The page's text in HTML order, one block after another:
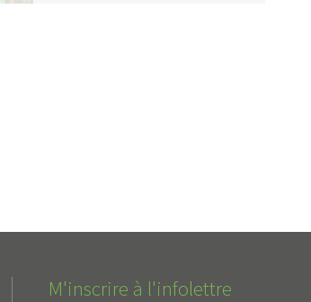
M'inscrire à l'infolettre